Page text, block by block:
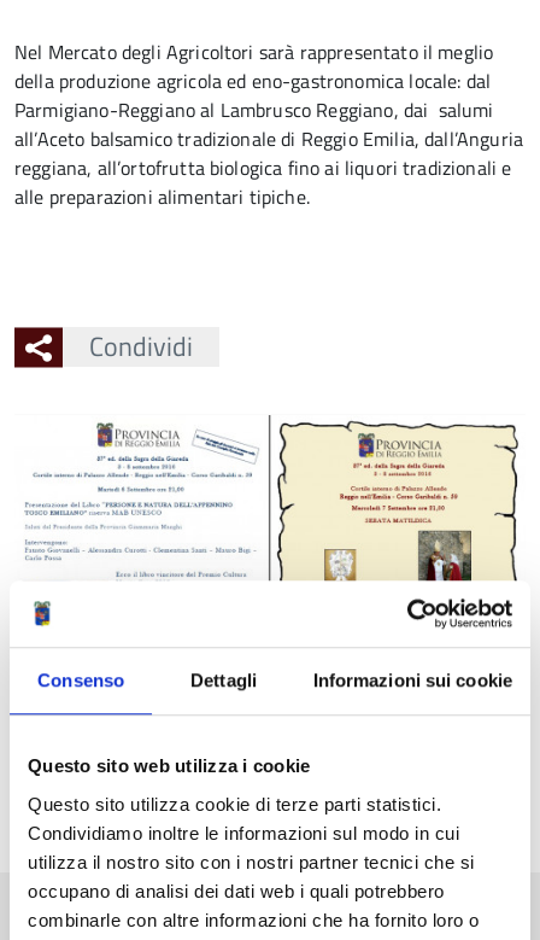
Consenso Dettagli Informazioni sui cookie
Questo sito web utilizza i cookie
Questo sito utilizza cookie di terze parti statistici.
Condividiamo inoltre le informazioni sul modo in cui
utilizza il nostro sito con i nostri partner tecnici che si
occupano di analisi dei dati web i quali potrebbero
combinarle con altre informazioni che ha fornito loro o
Nel Mercato degli Agricoltori sarà rappresentato il meglio
della produzione agricola ed eno-gastronomica locale: dal
Parmigiano-Reggiano al Lambrusco Reggiano, dai salumi
all’Aceto balsamico tradizionale di Reggio Emilia, dall’Anguria
reggiana, all’ortofrutta biologica fino ai liquori tradizionali e
alle preparazioni alimentari tipiche.
Condividi
Ingrandisci
l'immagine
Pubblicato: 03 Settembre 2016